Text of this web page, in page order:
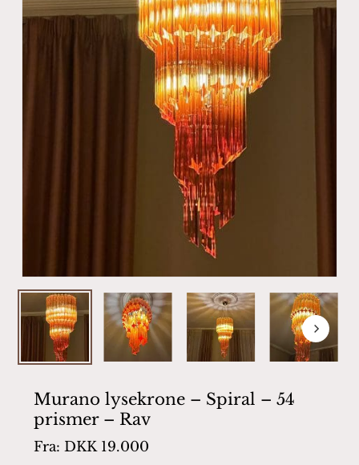
Murano lysekrone – Spiral – 54
prismer – Rav
Fra: DKK19.000